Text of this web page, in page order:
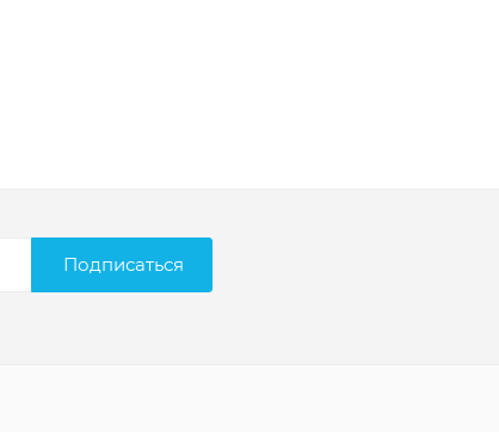
Подписаться